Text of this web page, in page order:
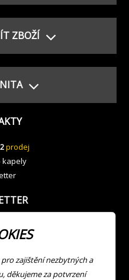
ZBOŽÍ
prodej
kapely
zajištění nezbytných a
děkujeme za potvrzení